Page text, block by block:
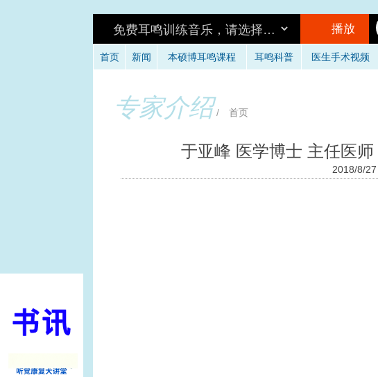
播放
听音乐的方
时间：3次/天（
首页 新闻 本硕博耳鸣课程 耳鸣科普 医生手术视频
专家介绍 /首页
于亚峰 医学博士 主任医
2018/8/